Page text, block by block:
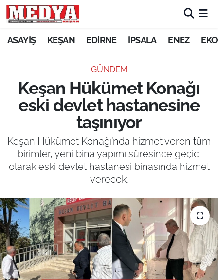
ASAYİŞ KEŞAN EDİRNE İPSALA ENEZ
GÜNDEM
Keşan Hükümet Konağı
eski devlet hastanesine
taşınıyor
Keşan Hükümet Konağı’nda hizmet veren tüm
birimler, yeni bina yapımı süresince geçici
olarak eski devlet hastanesi binasında hizmet
verecek.
KEŞAN
ASAYİŞ
SİYASET
GÜNDEM
EKONOMİ
EĞİTİM
TARIM VE HAYVANCILIK
KÜLTÜR SANAT